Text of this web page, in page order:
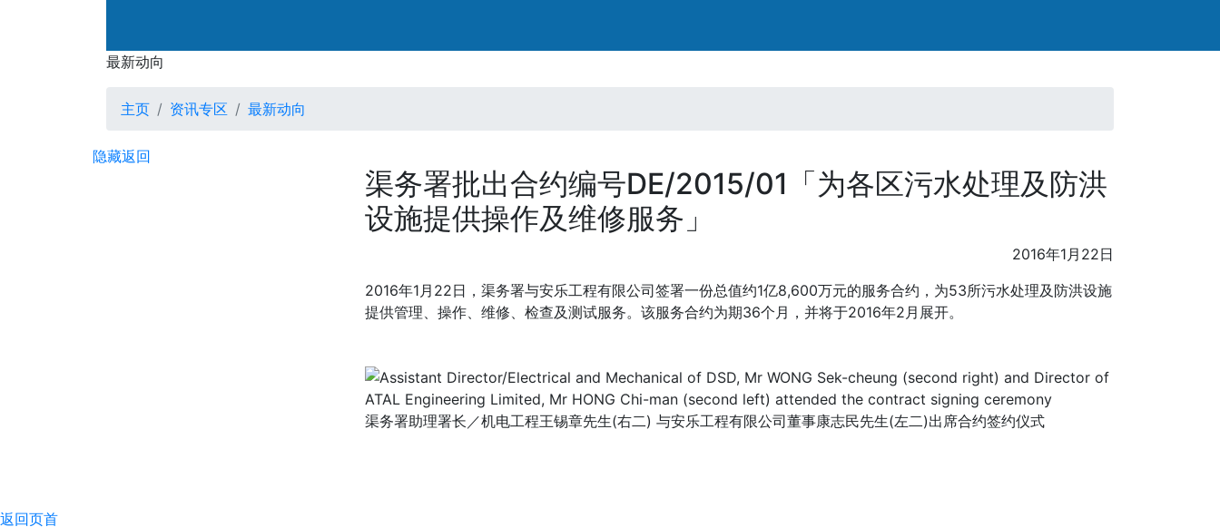
最新动向
最新动向
主页 资讯专区 最新动向
隐藏返回
渠务署批出合约编号DE/2015/01「为各区污水处理及防洪
设施提供操作及维修服务」
2016年1月22日
2016年1月22日，渠务署与安乐工程有限公司签署一份总值约1亿8,600万元的服务合约，为53所污水处理及防洪设施
提供管理、操作、维修、检查及测试服务。该服务合约为期36个月，并将于2016年2月展开。
渠务署助理署长／机电工程王锡章先生(右二) 与安乐工程有限公司董事康志民先生(左二)出席合约签约仪式
返回页首